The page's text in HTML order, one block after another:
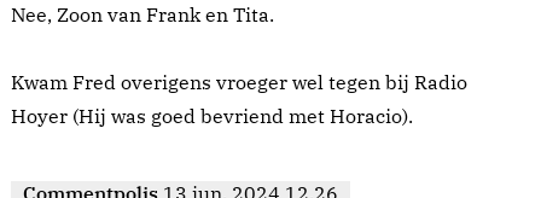
Nee, Zoon van Frank en Tita.
Kwam Fred overigens vroeger wel tegen bij Radio
Hoyer (Hij was goed bevriend met Horacio).
Commentpolis 13 jun. 2024 12.26